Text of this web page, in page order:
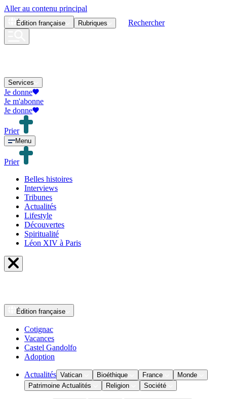
Aller au contenu principal
Édition française Rubriques Rechercher
Services
Je donne
Je m'abonne
Je donne
Prier
Menu
Prier
Belles histoires
Interviews
Tribunes
Actualités
Lifestyle
Découvertes
Spiritualité
Léon XIV à Paris
Édition française
Cotignac
Vacances
Castel Gandolfo
Adoption
Actualités Vatican Bioéthique France
Monde
Patrimoine Actualités
Religion Société